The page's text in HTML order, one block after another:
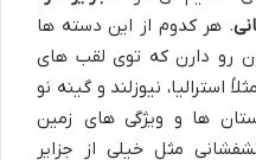
. هر کدوم از این دسته ها
رو دارن که توی لقب های
استرالیا، نیوزلند و گینه نو
ها و ویژگی های زمین
مثل خیلی از جزایر